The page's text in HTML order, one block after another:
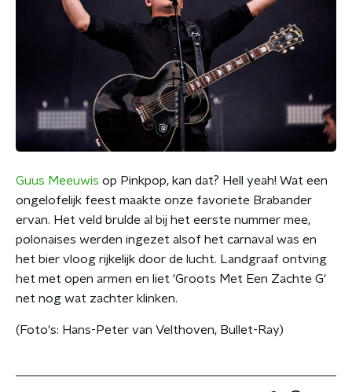
Guus Meeuwis op Pinkpop, kan dat? Hell yeah! Wat een
ongelofelijk feest maakte onze favoriete Brabander
ervan. Het veld brulde al bij het eerste nummer mee,
polonaises werden ingezet alsof het carnaval was en
het bier vloog rijkelijk door de lucht. Landgraaf ontving
het met open armen en liet 'Groots Met Een Zachte G'
net nog wat zachter klinken.
(Foto's: Hans-Peter van Velthoven, Bullet-Ray)